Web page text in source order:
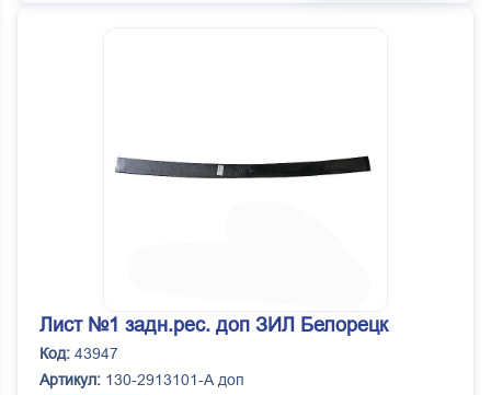
Лист №1 задн.рес. доп ЗИЛ Белорецк
Код: 43947
Артикул: 130-2913101-А доп